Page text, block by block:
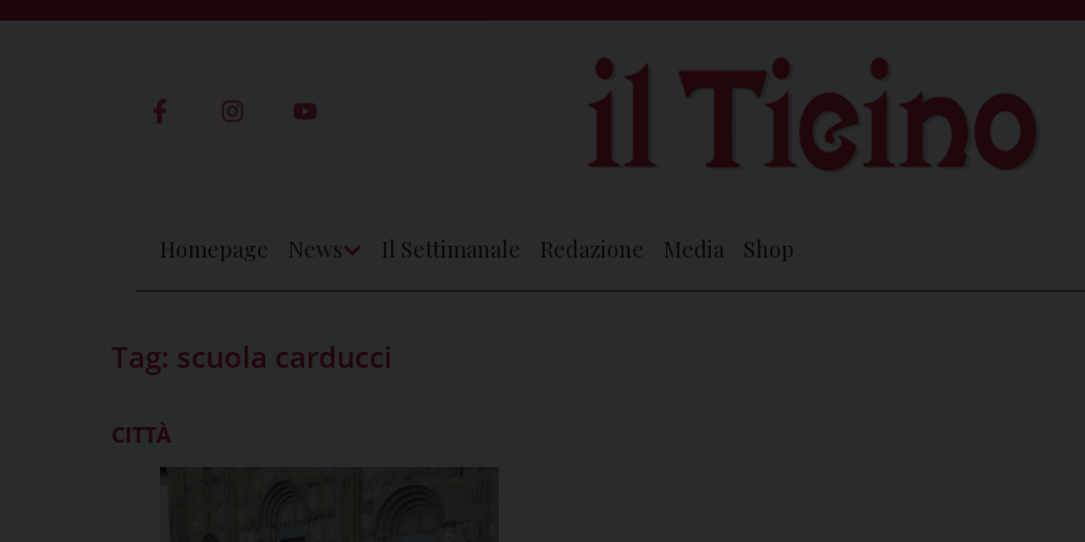
Homepage News Il Settimanale Redazione Media Shop
Tag: scuola carducci
CITTÀ